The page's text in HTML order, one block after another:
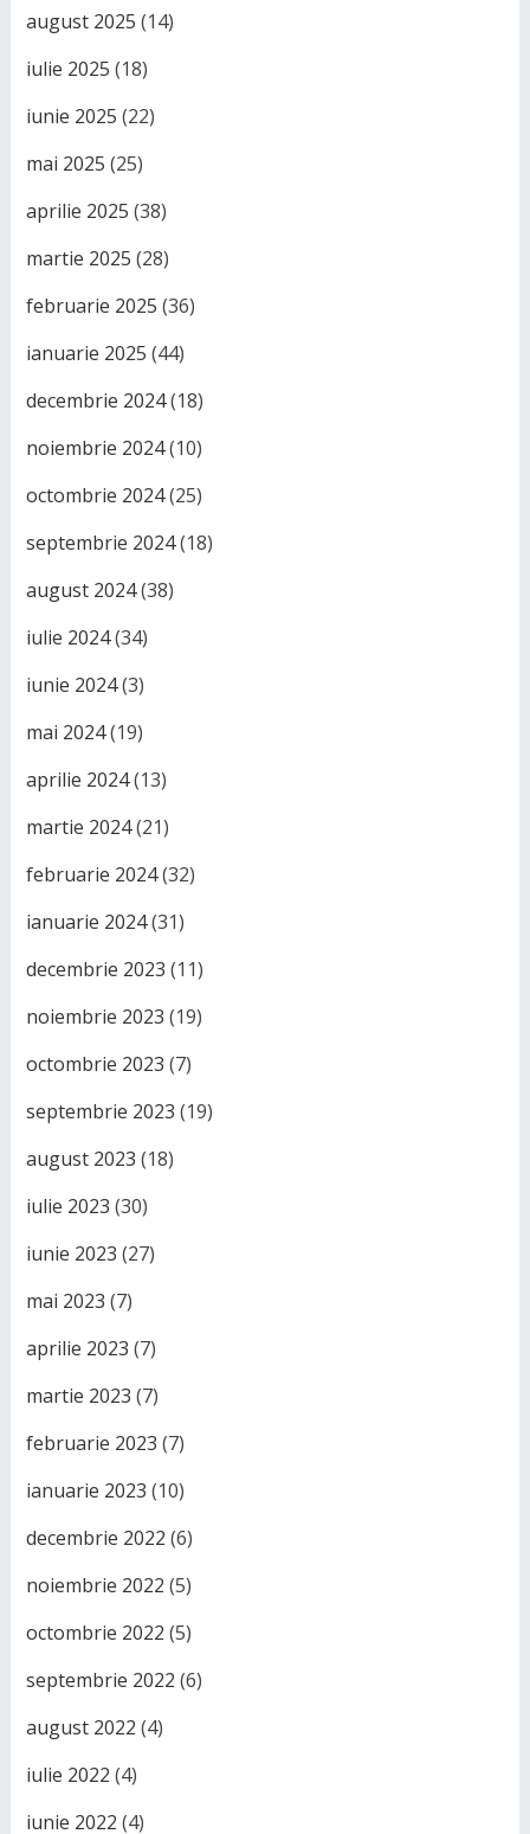
august 2025 (14)
iulie 2025 (18)
iunie 2025 (22)
mai 2025 (25)
aprilie 2025 (38)
martie 2025 (28)
februarie 2025 (36)
ianuarie 2025 (44)
decembrie 2024(18)
noiembrie 2024(10)
octombrie 2024(25)
septembrie 2024(18)
august 2024(38)
iulie 2024(34)
iunie 2024(3)
mai 2024(19)
aprilie 2024(13)
martie 2024(21)
februarie 2024(32)
ianuarie 2024(31)
decembrie 2023 (11)
noiembrie 2023 (19)
octombrie 2023 (7)
septembrie 2023 (19)
august 2023 (18)
iulie 2023 (30)
iunie 2023 (27)
mai 2023 (7)
aprilie 2023 (7)
martie 2023 (7)
februarie 2023 (7)
ianuarie 2023 (10)
decembrie 2022 (6)
noiembrie 2022 (5)
octombrie 2022 (5)
septembrie 2022 (6)
august 2022 (4)
iulie 2022 (4)
iunie 2022 (4)